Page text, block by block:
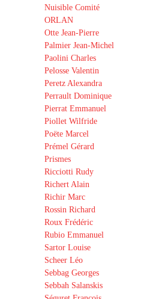
Nuisible Comité
ORLAN
Otte Jean-Pierre
Palmier Jean-Michel
Paolini Charles
Pelosse Valentin
Peretz Alexandra
Perrault Dominique
Pierrat Emmanuel
Piollet Wilfride
Poëte Marcel
Prémel Gérard
Prismes
Ricciotti Rudy
Richert Alain
Richir Marc
Rossin Richard
Roux Frédéric
Rubio Emmanuel
Sartor Louise
Scheer Léo
Sebbag Georges
Sebbah Salanskis